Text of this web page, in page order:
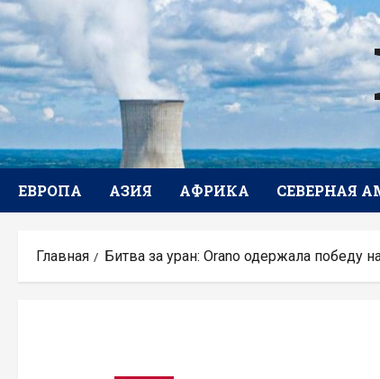
Перейти
к
содержимому
ЕВРОПА АЗИЯ АФРИКА СЕВЕРНАЯ
Главная Битва за уран: Orano одержала